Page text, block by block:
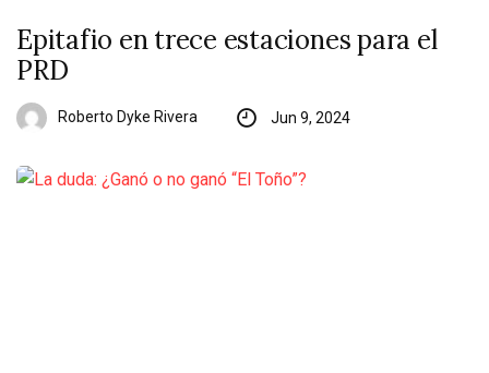
Epitafio en trece estaciones para el
PRD
Roberto Dyke Rivera Jun 9, 2024